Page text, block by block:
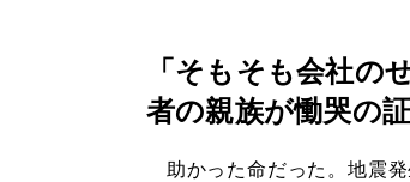
「そもそも会社
者の親族が慟哭の
助かった命だった。地震